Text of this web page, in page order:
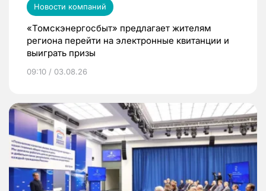
Новости компаний
«Томскэнергосбыт» предлагает жителям
региона перейти на электронные квитанции и
выиграть призы
09:10 / 03.08.26